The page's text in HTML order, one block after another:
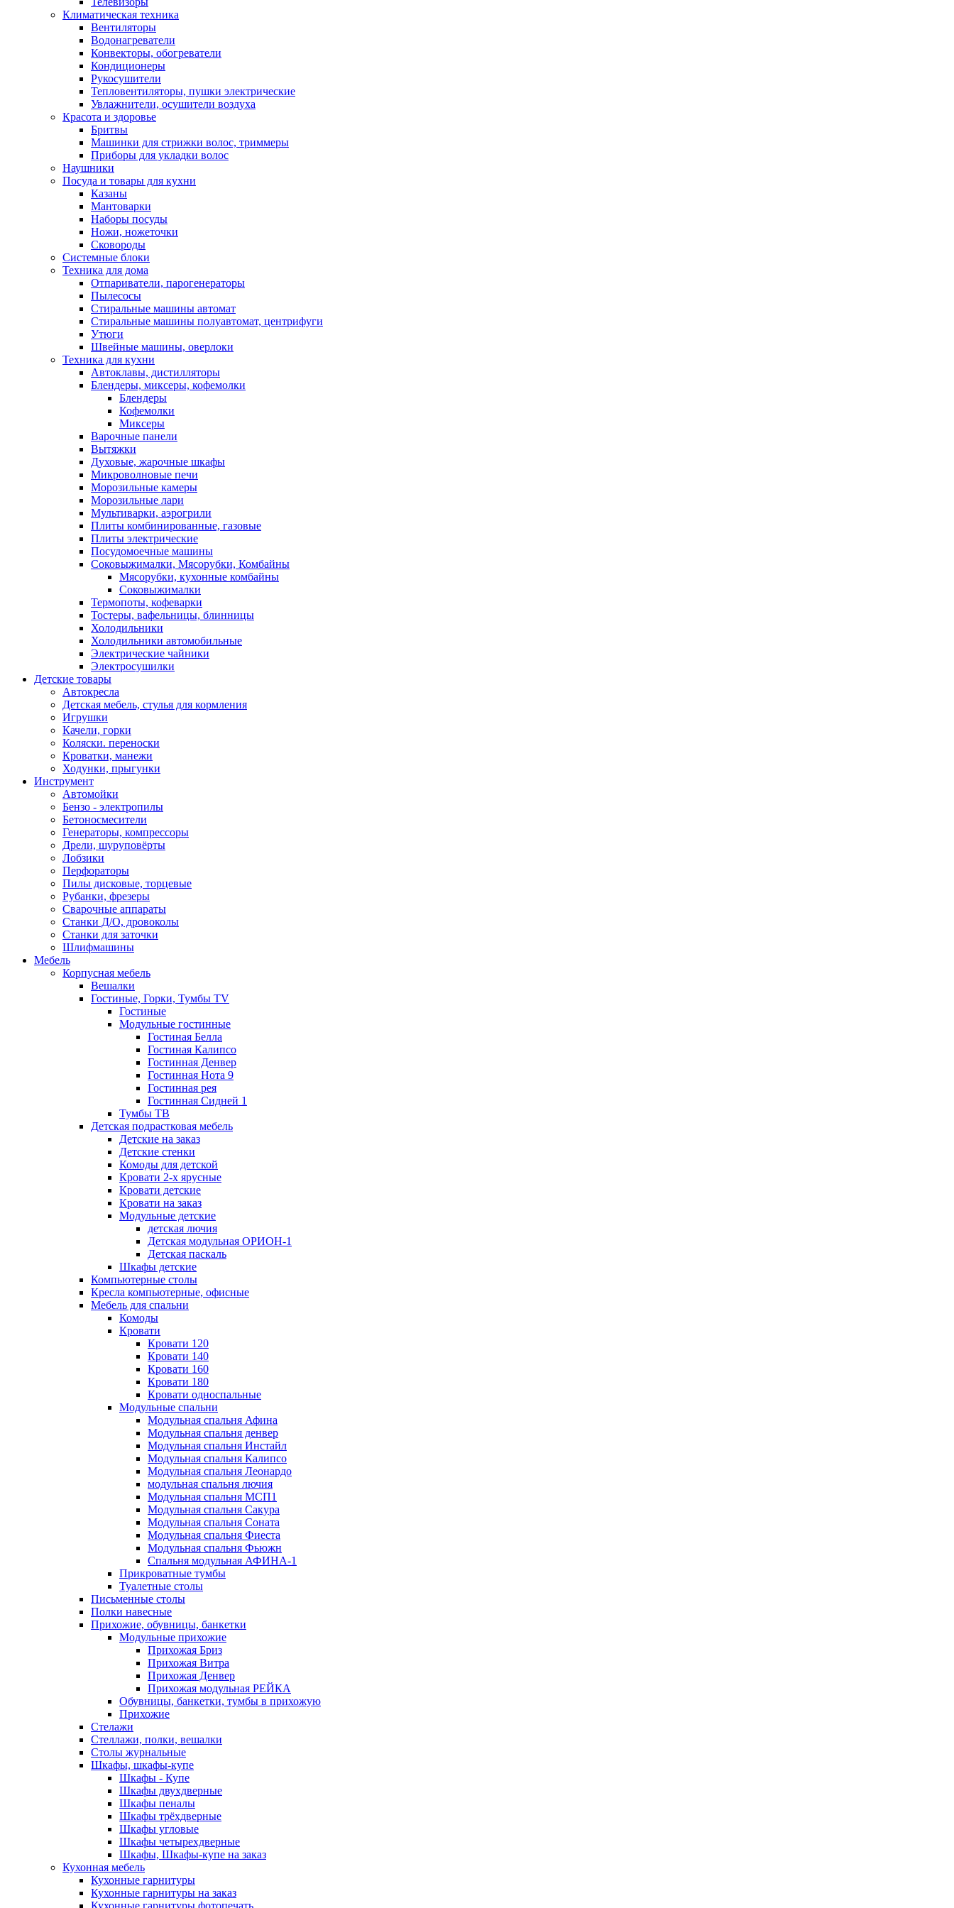
Климатическая техника
Вентиляторы
Водонагреватели
Конвекторы, обогреватели
Кондиционеры
Рукосушители
Тепловентиляторы, пушки электрические
Увлажнители, осушители воздуха
Красота и здоровье
Бритвы
Машинки для стрижки волос, триммеры
Приборы для укладки волос
Наушники
Посуда и товары для кухни
Казаны
Мантоварки
Наборы посуды
Ножи, ножеточки
Сковороды
Системные блоки
Техника для дома
Отпариватели, парогенераторы
Пылесосы
Стиральные машины автомат
Стиральные машины полуавтомат, центрифуги
Утюги
Швейные машины, оверлоки
Техника для кухни
Автоклавы, дистилляторы
Блендеры, миксеры, кофемолки
Блендеры
Кофемолки
Миксеры
Варочные панели
Вытяжки
Духовые, жарочные шкафы
Микроволновые печи
Морозильные камеры
Морозильные лари
Мультиварки, аэрогрили
Плиты комбинированные, газовые
Плиты электрические
Посудомоечные машины
Соковыжималки, Мясорубки, Комбайны
Мясорубки, кухонные комбайны
Соковыжималки
Термопоты, кофеварки
Тостеры, вафельницы, блинницы
Холодильники
Холодильники автомобильные
Электрические чайники
Электросушилки
Детские товары
Автокресла
Детская мебель, стулья для кормления
Игрушки
Качели, горки
Коляски. переноски
Кроватки, манежи
Ходунки, прыгунки
Инструмент
Автомойки
Бензо - электропилы
Бетоносмесители
Генераторы, компрессоры
Дрели, шуруповёрты
Лобзики
Перфораторы
Пилы дисковые, торцевые
Рубанки, фрезеры
Сварочные аппараты
Станки Д/О, дровоколы
Станки для заточки
Шлифмашины
Мебель
Корпусная мебель
Вешалки
Гостиные, Горки, Тумбы TV
Гостиные
Модульные гостинные
Гостиная Белла
Гостиная Калипсо
Гостинная Денвер
Гостинная Нота 9
Гостинная рея
Гостинная Сидней 1
Тумбы ТВ
Детская подрастковая мебель
Детские на заказ
Детские стенки
Комоды для детской
Кровати 2-х ярусные
Кровати детские
Кровати на заказ
Модульные детские
детская лючия
Детская модульная ОРИОН-1
Детская паскаль
Шкафы детские
Компьютерные столы
Кресла компьютерные, офисные
Мебель для спальни
Комоды
Кровати
Кровати 120
Кровати 140
Кровати 160
Кровати 180
Кровати односпальные
Модульные спальни
Модульная спальня Афина
Модульная спальня денвер
Модульная спальня Инстайл
Модульная спальня Калипсо
Модульная спальня Леонардо
модульная спальня лючия
Модульная спальня МСП1
Модульная спальня Сакура
Модульная спальня Соната
Модульная спальня Фиеста
Модульная спальня Фьюжн
Спальня модульная АФИНА-1
Прикроватные тумбы
Туалетные столы
Письменные столы
Полки навесные
Прихожие, обувницы, банкетки
Модульные прихожие
Прихожая Бриз
Прихожая Витра
Прихожая Денвер
Прихожая модульная РЕЙКА
Обувницы, банкетки, тумбы в прихожую
Прихожие
Стелажи
Стеллажи, полки, вешалки
Столы журнальные
Шкафы, шкафы-купе
Шкафы - Купе
Шкафы двухдверные
Шкафы пеналы
Шкафы трёхдверные
Шкафы угловые
Шкафы четырехдверные
Шкафы, Шкафы-купе на заказ
Кухонная мебель
Кухонные гарнитуры
Кухонные гарнитуры на заказ